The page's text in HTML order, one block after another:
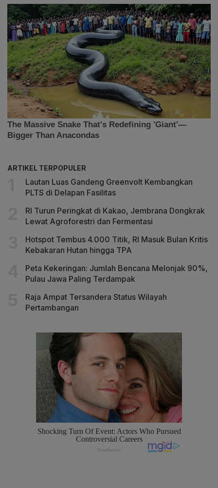
ARTIKEL TERPOPULER
Lautan Luas Gandeng Greenvolt Kembangkan
PLTS di Delapan Fasilitas
RI Turun Peringkat di Kakao, Jembrana Dongkrak
Lewat Agroforestri dan Fermentasi
Hotspot Tembus 4.000 Titik, RI Masuk Bulan Kritis
Kebakaran Hutan hingga TPA
Peta Kekeringan: Jumlah Bencana Melonjak 90%,
Pulau Jawa Paling Terdampak
Raja Ampat Tersandera Status Wilayah
Pertambangan